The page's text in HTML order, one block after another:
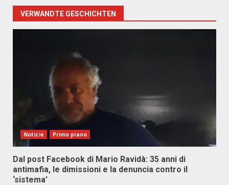
VERWANDTE GESCHICHTEN
Notizie Primo piano
Dal post Facebook di Mario Ravidà: 35 anni di
antimafia, le dimissioni e la denuncia contro il
‘sistema’